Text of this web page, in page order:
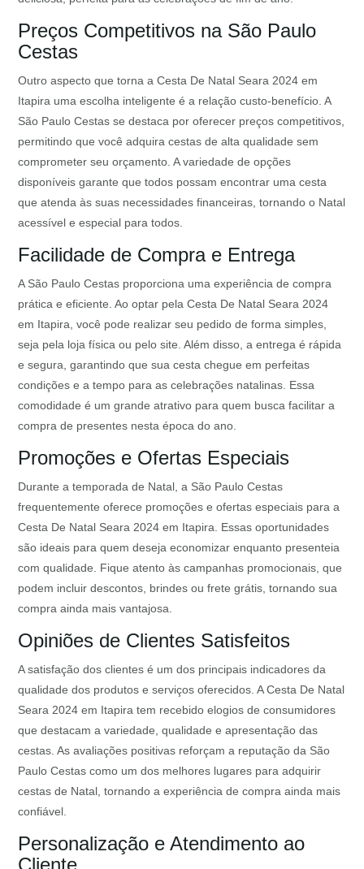
Preços Competitivos na São Paulo
Cestas
Outro aspecto que torna a Cesta De Natal Seara 2024 em
Itapira uma escolha inteligente é a relação custo-benefício. A
São Paulo Cestas se destaca por oferecer preços competitivos,
permitindo que você adquira cestas de alta qualidade sem
comprometer seu orçamento. A variedade de opções
disponíveis garante que todos possam encontrar uma cesta
que atenda às suas necessidades financeiras, tornando o Natal
acessível e especial para todos.
Facilidade de Compra e Entrega
A São Paulo Cestas proporciona uma experiência de compra
prática e eficiente. Ao optar pela Cesta De Natal Seara 2024
em Itapira, você pode realizar seu pedido de forma simples,
seja pela loja física ou pelo site. Além disso, a entrega é rápida
e segura, garantindo que sua cesta chegue em perfeitas
condições e a tempo para as celebrações natalinas. Essa
comodidade é um grande atrativo para quem busca facilitar a
compra de presentes nesta época do ano.
Promoções e Ofertas Especiais
Durante a temporada de Natal, a São Paulo Cestas
frequentemente oferece promoções e ofertas especiais para a
Cesta De Natal Seara 2024 em Itapira. Essas oportunidades
são ideais para quem deseja economizar enquanto presenteia
com qualidade. Fique atento às campanhas promocionais, que
podem incluir descontos, brindes ou frete grátis, tornando sua
compra ainda mais vantajosa.
Opiniões de Clientes Satisfeitos
A satisfação dos clientes é um dos principais indicadores da
qualidade dos produtos e serviços oferecidos. A Cesta De Natal
Seara 2024 em Itapira tem recebido elogios de consumidores
que destacam a variedade, qualidade e apresentação das
cestas. As avaliações positivas reforçam a reputação da São
Paulo Cestas como um dos melhores lugares para adquirir
cestas de Natal, tornando a experiência de compra ainda mais
confiável.
Personalização e Atendimento ao